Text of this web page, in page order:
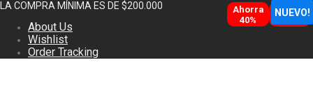
LA COMPRA MÍNIMA ES DE $200.000
About Us
Wishlist
Order Tracking
Ahorra
40%
NUEVO!
Ahorra
12%
NUEVO!